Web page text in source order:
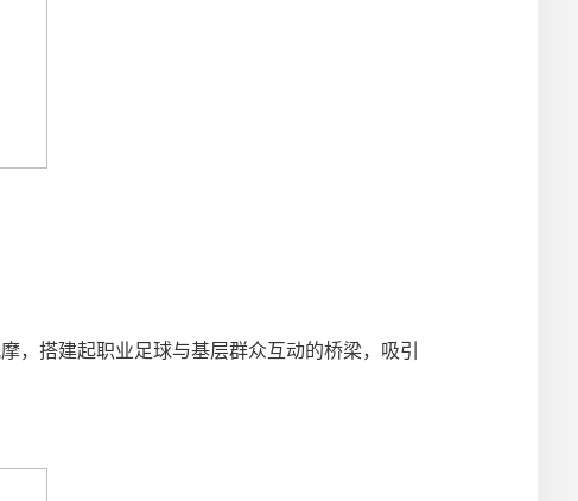
搭建起职业足球与基层群众互动的桥梁，吸引